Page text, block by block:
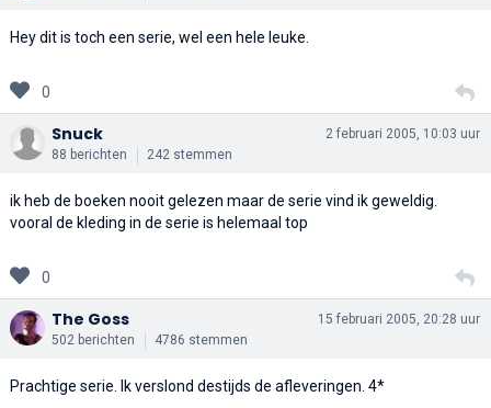
Hey dit is toch een serie, wel een hele leuke.
0
Snuck
88 berichten 242 stemmen
2 februari 2005, 10:03 uur
ik heb de boeken nooit gelezen maar de serie vind ik geweldig.
vooral de kleding in de serie is helemaal top
0
The Goss
502 berichten 4786 stemmen
15 februari 2005, 20:28 uur
Prachtige serie. Ik verslond destijds de afleveringen. 4*